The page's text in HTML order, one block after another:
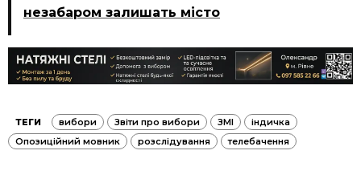
незабаром залишать місто
ТЕГИ вибори Звіти про вибори ЗМІ
індичка
Опозиційний мовник
розслідування телебачення